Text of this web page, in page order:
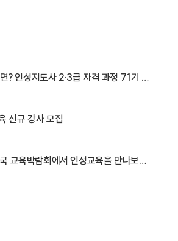
? 인성지도사 2·3급 자격 과정 71기 모
신규 강사 모집
교육박람회에서 인성교육을 만나보세